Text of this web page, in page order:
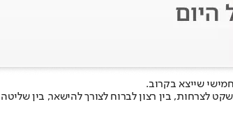
שייצא בקרוב.
לצרחות, בין רצון לברוח לצורך להישאר, בין